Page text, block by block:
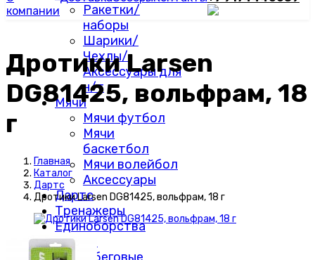
Ракетки/
наборы
Шарики/
Чехлы/
Аксессуары для
н/т
Мячи
Мячи футбол
Мячи
баскетбол
Мячи волейбол
Аксессуары
Дартс
Тренажеры
Единоборства
Коньки
компании
Дротики Larsen
DG81425, вольфрам, 18
г
Главная
Каталог
Дартс
Дротики Larsen DG81425, вольфрам, 18 г